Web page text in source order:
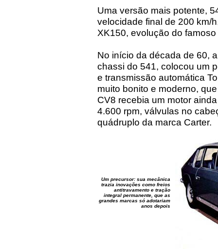
Uma versão mais potente,
velocidade final de 200 km/
XK150, evolução do
No início da década de 60,
chassi do 541, colocou um
e transmissão automática
muito bonito e moderno,
CV8 recebia um motor
4.600 rpm, válvulas no
quádruplo da marca Carter.
Um precursor: sua mecânica
trazia inovações como freios
antitravamento e tração
integral permanente, que as
grandes marcas só adotariam
anos depois